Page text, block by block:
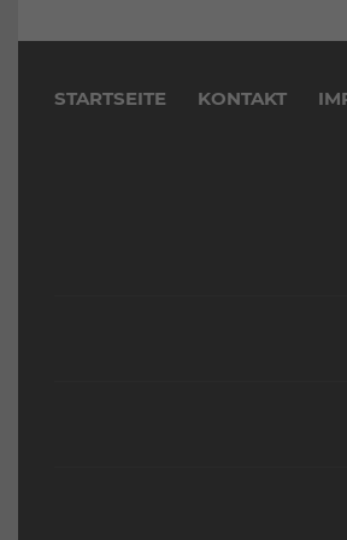
STARTSEITE KONTAKT